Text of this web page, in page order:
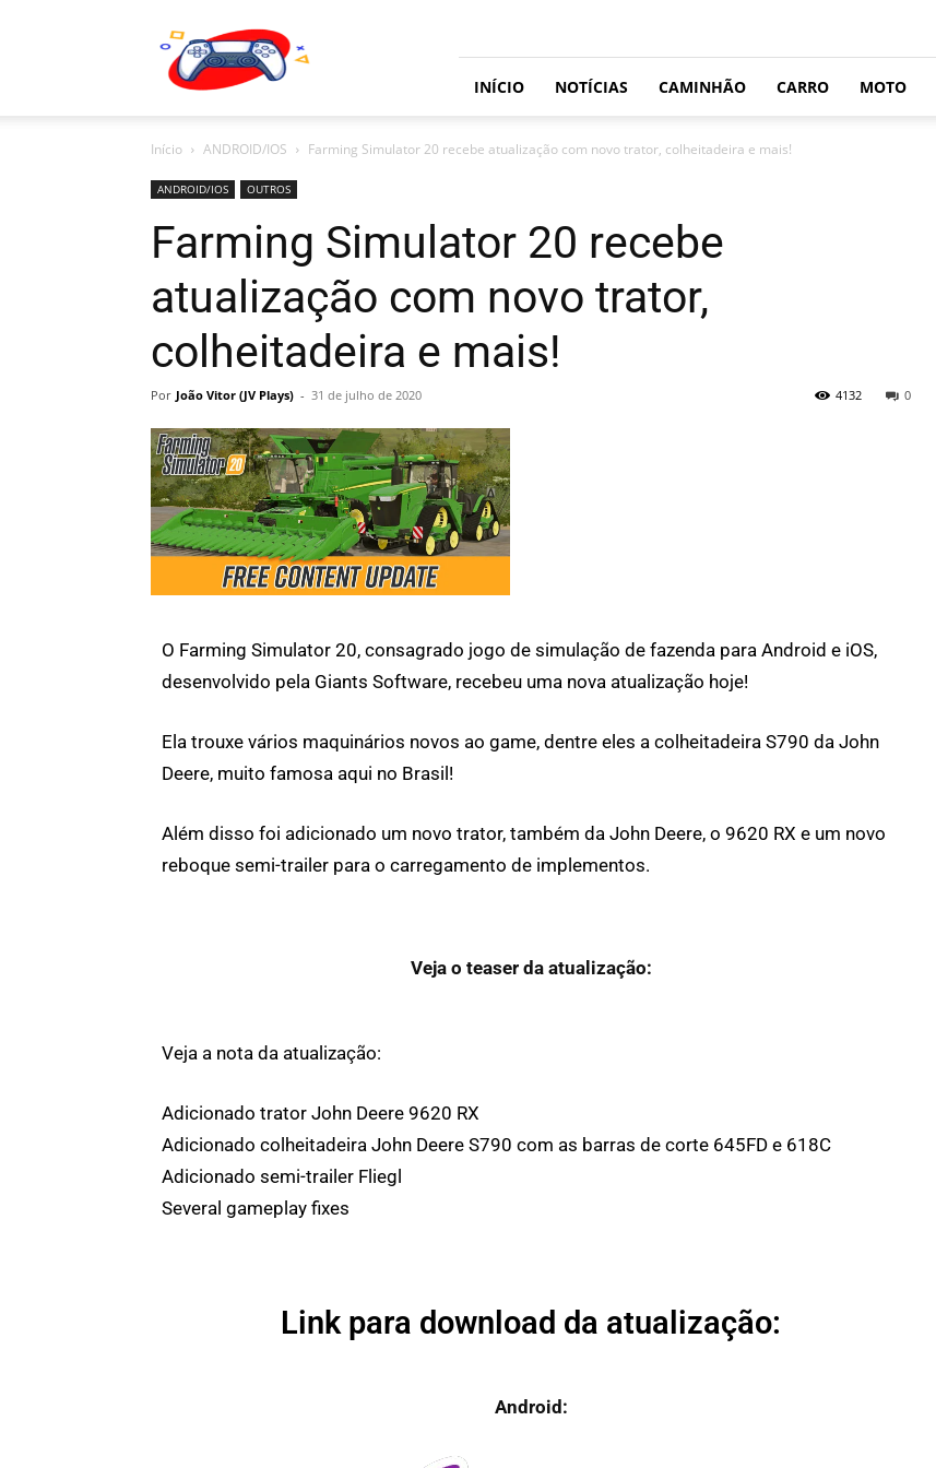
Plays
INÍCIO NOTÍCIAS CAMINHÃO CARRO MOTO
Início ANDROID/IOS Farming Simulator 20 recebe atualização com novo trator, colheitadeira e mais!
ANDROID/IOS OUTROS
Farming Simulator 20 recebe
atualização com novo trator,
colheitadeira e mais!
Por João Vitor (JV Plays) - 31 de julho de 2020 0
4132
O Farming Simulator 20, consagrado jogo de simulação de fazenda para Android e iOS,
desenvolvido pela Giants Software, recebeu uma nova atualização hoje!
Ela trouxe vários maquinários novos ao game, dentre eles a colheitadeira S790 da John
Deere, muito famosa aqui no Brasil!
Além disso foi adicionado um novo trator, também da John Deere, o 9620 RX e um novo
reboque semi-trailer para o carregamento de implementos.
Veja o teaser da atualização:
Veja a nota da atualização:
Adicionado trator John Deere 9620 RX
Adicionado colheitadeira John Deere S790 com as barras de corte 645FD e 618C
Adicionado semi-trailer Fliegl
Several gameplay fixes
Link para download da atualização:
Android: